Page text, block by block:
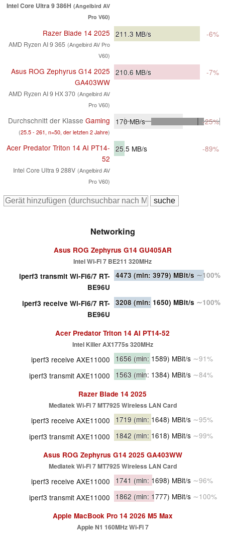
Intel Core Ultra 9 386H (Angelbird AV
Pro V60)
Razer Blade 14 2025
AMD Ryzen AI 9 365 (Angelbird AV Pro
V60)
211.3 MB/s -6%
Asus ROG Zephyrus G14 2025
GA403WW
AMD Ryzen AI 9 HX 370 (Angelbird AV
Pro V60)
210.6 MB/s -7%
Durchschnitt der Klasse Gaming
(25.5 - 261, n=50, der letzten 2 Jahre)
170MB/s -25%
Acer Predator Triton 14 AI PT14-
52
Intel Core Ultra 9 288V (Angelbird AV
Pro V60)
25.5 MB/s -89%
Networking
Asus ROG Zephyrus G14 GU405AR
Intel Wi-Fi 7 BE211 320MHz
iperf3 transmit Wi-Fi6/7 RT-
BE96U
4473 (min: 3979) MBit/s ∼100%
iperf3 receive Wi-Fi6/7 RT-
BE96U
3208 (min: 1650) MBit/s ∼100%
Acer Predator Triton 14 AI PT14-52
Intel Killer AX1775s 320MHz
iperf3 receive AXE11000 1656 (min: 1589) MBit/s ∼91%
iperf3 transmit AXE11000
1563 (min: 1384) MBit/s ∼84%
Razer Blade 14 2025
Mediatek Wi-Fi 7 MT7925 Wireless LAN Card
iperf3 receive AXE11000 1719 (min: 1648) MBit/s ∼95%
iperf3 transmit AXE11000
1842 (min: 1618) MBit/s ∼99%
Asus ROG Zephyrus G14 2025 GA403WW
Mediatek Wi-Fi 7 MT7925 Wireless LAN Card
iperf3 receive AXE11000 1741 (min: 1698) MBit/s ∼96%
iperf3 transmit AXE11000
1862 (min: 1777) MBit/s ∼100%
Apple MacBook Pro 14 2026 M5 Max
Apple N1 160MHz Wi-Fi 7